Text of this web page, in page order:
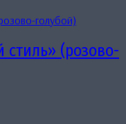
(розово-